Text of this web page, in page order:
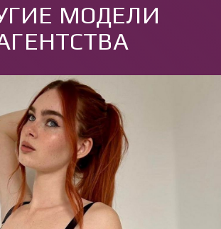
МОДЕЛИ